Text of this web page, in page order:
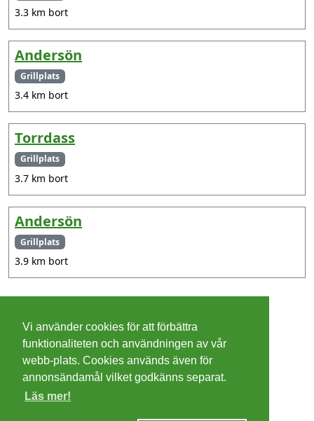
3.3 km bort
Andersön
Grillplats
3.4 km bort
Torrdass
Grillplats
3.7 km bort
Andersön
Grillplats
3.9 km bort
Cookies
Integritetspolicy
Villkor
Vi använder cookies för att förbättra
funktionaliteten och användningen av vår
webb-plats. Cookies används även för
annonsändamål vilket godkänns separat.
Läs mer!